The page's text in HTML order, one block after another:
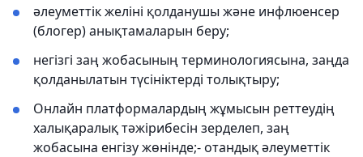
әлеуметтік желіні қолданушы және инфлюенсер
(блогер) анықтамаларын беру;
негізгі заң жобасының терминологиясына, заңда
қолданылатын түсініктерді толықтыру;
Онлайн платформалардың жұмысын реттеудің
халықаралық тәжірибесін зерделеп, заң
жобасына енгізу жөнінде;- отандық әлеуметтік